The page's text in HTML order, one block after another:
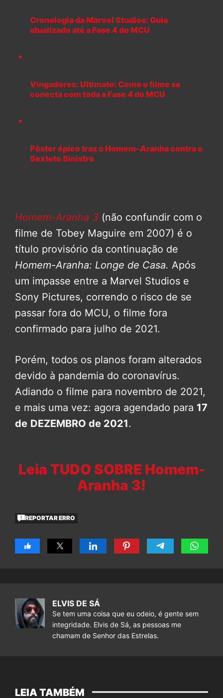
Cronologia da Marvel Studios: Guia
atualizado até a Fase 4 do MCU
Vingadores: Ultimato: Como o filme se
conecta com toda a Fase 4 do MCU
Pôster épico traz o Homem-Aranha contra o
Sexteto Sinistro
Homem-Aranha 3 (não confundir com o
filme de Tobey Maguire em 2007) é o
título provisório da continuação de
Homem-Aranha: Longe de Casa. Após
um impasse entre a Marvel Studios e
Sony Pictures, correndo o risco de se
passar fora do MCU, o filme fora
confirmado para julho de 2021.
Porém, todos os planos foram alterados
devido à pandemia do coronavírus.
Adiando o filme para novembro de 2021,
e mais uma vez: agora agendado para 17
de DEZEMBRO de 2021.
Leia TUDO SOBRE Homem-
Aranha 3!
REPORTAR ERRO
ELVIS DE SÁ
Se tem uma coisa que eu odeio, é gente sem
integridade. Elvis de Sá, as pessoas me
chamam de Senhor das Estrelas.
LEIA TAMBÉM